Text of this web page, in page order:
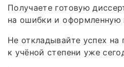
Получаете готовую
на ошибки и оформленную
Не откладывайте успех
к учёной степени уже